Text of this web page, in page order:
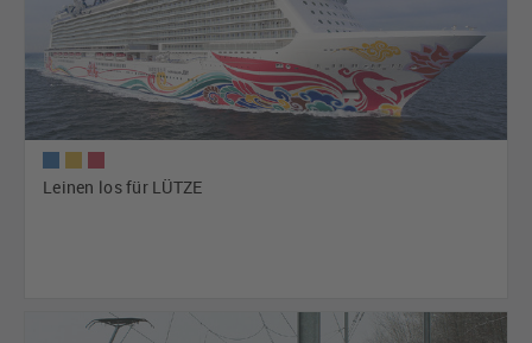
Leinen los für LÜTZE